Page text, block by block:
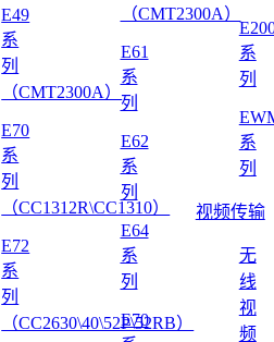
E49
系
列
（CMT2300A）
E70
系
列
（CC1312R\CC1310）
E72
系
列
（CC2630\40\52P\52RB）
（CMT2300A）
E61
系
列
E62
系
列
E64
系
列
E70
系
列
系
列
视频传输
无
线
视
频